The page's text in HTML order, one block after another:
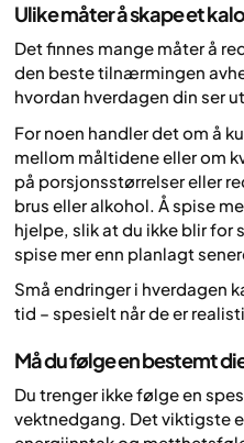
Ulike måter å skape et
Det finnes mange måter å
den beste tilnærmingen
hvordan hverdagen din ser
For noen handler det om å
mellom måltidene eller om
på porsjonsstørrelser eller
brus eller alkohol. Å spise
hjelpe, slik at du ikke blir for
spise mer enn planlagt
Små endringer i hverdagen
tid – spesielt når de er
Må du følge en bestemt
Du trenger ikke følge en
vektnedgang. Det viktigste